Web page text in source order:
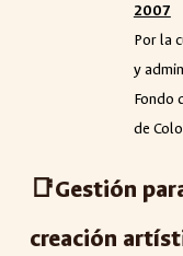
2007
Por la
y
Fondo
de
📑Gestión
creación